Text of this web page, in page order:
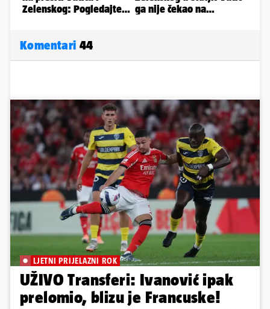
Komentari 44
LJETNI PRIJELAZNI ROK
UŽIVO Transferi: Ivanović ipak
prelomio, blizu je Francuske!